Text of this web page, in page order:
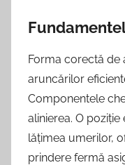
Forma corectă de
aruncărilor
Componentele
alinierea. O
lățimea umerilor,
prindere fermă